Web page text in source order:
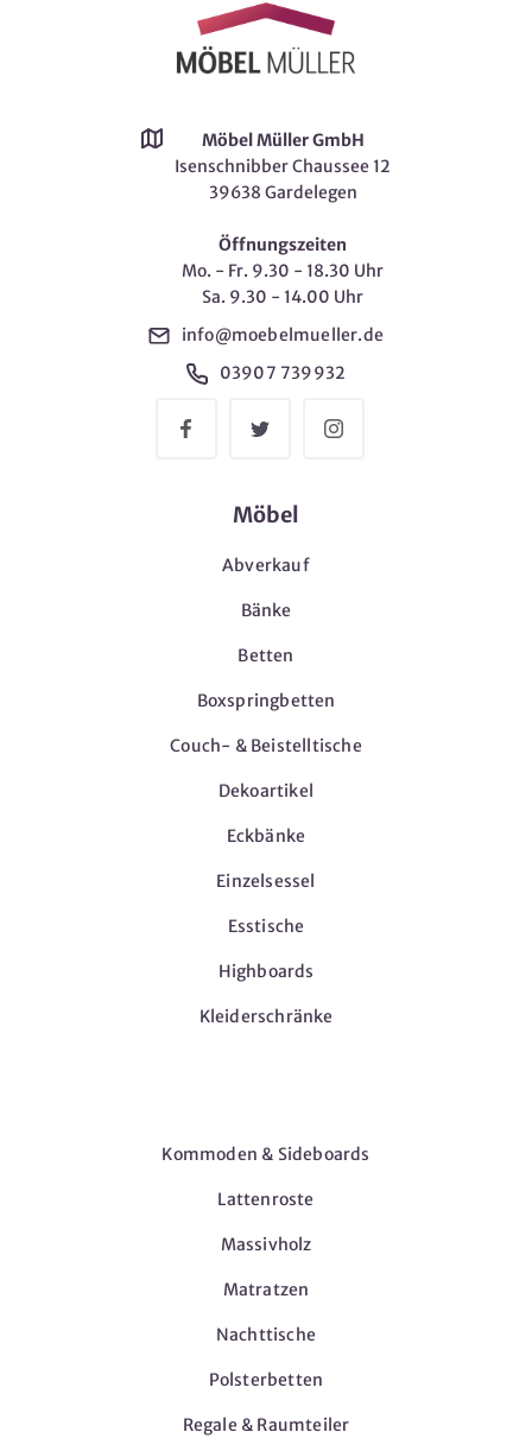
Möbel Müller GmbH
Isenschnibber Chaussee 12
39638 Gardelegen
Öffnungszeiten
Mo. - Fr. 9.30 - 18.30 Uhr
Sa. 9.30 - 14.00 Uhr
info@moebelmueller.de
03907 739932
Möbel
Abverkauf
Bänke
Betten
Boxspringbetten
Couch- & Beistelltische
Dekoartikel
Eckbänke
Einzelsessel
Esstische
Highboards
Kleiderschränke
Kommoden & Sideboards
Lattenroste
Massivholz
Matratzen
Nachttische
Polsterbetten
Regale & Raumteiler